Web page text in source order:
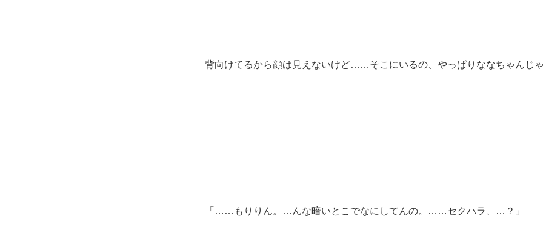
背向けてるから顔は見えないけど……そこにいるの、やっぱりななちゃんじゃ
「……もりりん。…んな暗いとこでなにしてんの。……セクハラ、…？」